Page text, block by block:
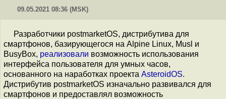
09.05.2021 08:36 (MSK)
Разработчики postmarketOS, дистрибутива для
смартфонов, базирующегося на Alpine Linux, Musl и
BusyBox, реализовали возможность использования
интерфейса пользователя для умных часов,
основанного на наработках проекта AsteroidOS.
Дистрибутив postmarketOS изначально развивался для
смартфонов и предоставлял возможность